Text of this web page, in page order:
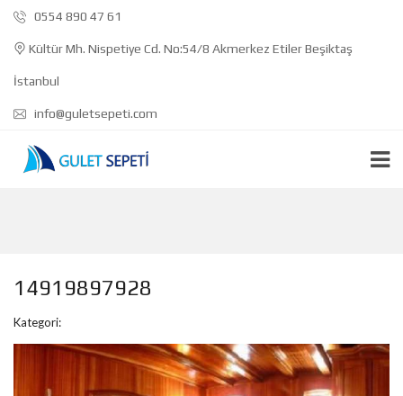
0554 890 47 61
Kültür Mh. Nispetiye Cd. No:54/8 Akmerkez Etiler Beşiktaş
İstanbul
info@guletsepeti.com
14919897928
Kategori: